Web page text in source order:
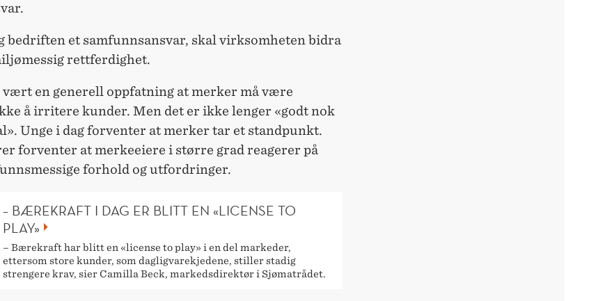
bedriften et samfunnsansvar, skal virksomheten bidra
rettferdighet.
vært en generell oppfatning at merker må være
å irritere kunder. Men det er ikke lenger «godt nok
Unge i dag forventer at merker tar et standpunkt.
forventer at merkeeiere i større grad reagerer på
forhold og utfordringer.
– BÆREKRAFT I DAG ER BLITT EN «LICENSE TO
PLAY»
– Bærekraft har blitt en «license to play» i en del markeder,
ettersom store kunder, som dagligvarekjedene, stiller stadig
strengere krav, sier Camilla Beck, markedsdirektør i Sjømatrådet.